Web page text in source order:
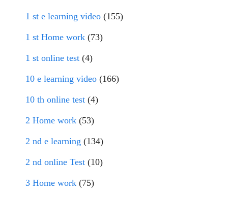
1 st e learning video (155)
1 st Home work (73)
1 st online test (4)
10 e learning video (166)
10 th online test (4)
2 Home work (53)
2 nd e learning (134)
2 nd online Test (10)
3 Home work (75)